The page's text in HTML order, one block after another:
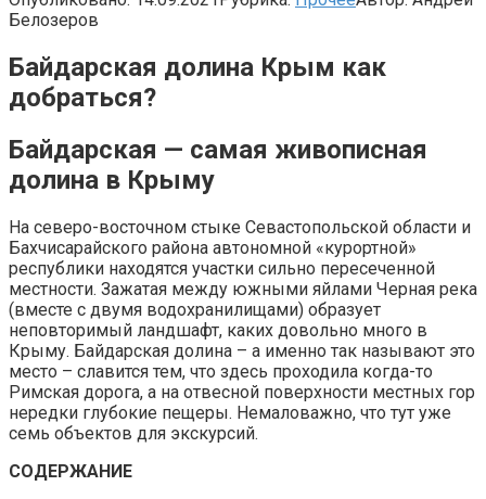
Белозеров
Байдарская долина Крым как
добраться?
Байдарская — самая живописная
долина в Крыму
На северо-восточном стыке Севастопольской области и
Бахчисарайского района автономной «курортной»
республики находятся участки сильно пересеченной
местности. Зажатая между южными яйлами Черная река
(вместе с двумя водохранилищами) образует
неповторимый ландшафт, каких довольно много в
Крыму. Байдарская долина – а именно так называют это
место – славится тем, что здесь проходила когда-то
Римская дорога, а на отвесной поверхности местных гор
нередки глубокие пещеры. Немаловажно, что тут уже
семь объектов для экскурсий.
СОДЕРЖАНИЕ